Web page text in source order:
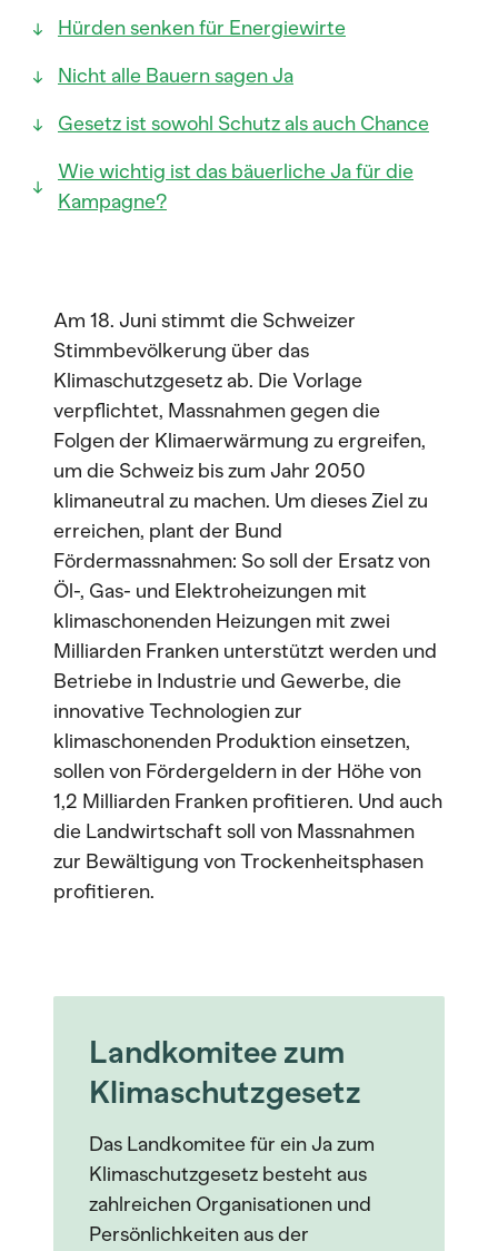
Hürden senken für Energiewirte
Nicht alle Bauern sagen Ja
Gesetz ist sowohl Schutz als auch Chance
Wie wichtig ist das bäuerliche Ja für die
Kampagne?
Am 18. Juni stimmt die Schweizer
Stimmbevölkerung über das
Klimaschutzgesetz ab. Die Vorlage
verpflichtet, Massnahmen gegen die
Folgen der Klimaerwärmung zu ergreifen,
um die Schweiz bis zum Jahr 2050
klimaneutral zu machen. Um dieses Ziel zu
erreichen, plant der Bund
Fördermassnahmen: So soll der Ersatz von
Öl-, Gas- und Elektroheizungen mit
klimaschonenden Heizungen mit zwei
Milliarden Franken unterstützt werden und
Betriebe in Industrie und Gewerbe, die
innovative Technologien zur
klimaschonenden Produktion einsetzen,
sollen von Fördergeldern in der Höhe von
1,2 Milliarden Franken profitieren. Und auch
die Landwirtschaft soll von Massnahmen
zur Bewältigung von Trockenheitsphasen
profitieren.
Landkomitee zum
Klimaschutzgesetz
Das Landkomitee für ein Ja zum
Klimaschutzgesetz besteht aus
zahlreichen Organisationen und
Persönlichkeiten aus der